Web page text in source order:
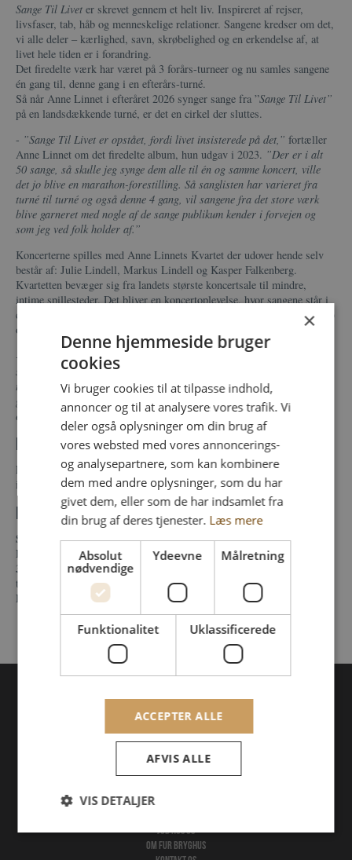
Sange Til Livet er skrevet gennem et helt liv. Inspireret af rejser,
livsfaser, tab, håb og menneskelige relationer. Sangene kredser om det,
vi alle deler – kærlighed, savn, skrøbelighed og en erkendelse af, at
livet hele tiden er i forandring.
Det firedelte værk har været på 3 forårs-turneer og nu samles sangene
én gang til, denne gang i en efterårs-turné.
Så når Anne Linnet i efteråret 2026 synger sange fra ”Sange Til Livet”
på en landsdækkende turné, er det en cirkel der sluttes.
- ”Sange Til Livet er opstået, fordi livet insisterede på det,” fortæller
Anne Linnet om det firedelte album, hun udgav i 2023. ”Der er i alt
50 sange, så skulle jeg synge dem alle til én og samme koncert, ville
det jo blive en marathon-forestilling. Så sanglisten har varieret fra
turné til turné og også denne 4 gang, vil sangene fra det store værk
blive garneret med nogle af de sange publikum kender i forvejen og
som jeg ved folk holder af.”
Koncerterne spilles med Anne Linnets Kvartet der udover hende selv
består af: Julie Lindell, Markus Lindell og Kasper Falkenberg.
Kvartetten bevæger sig fra landets største koncertsale til mindre,
intime spillesteder. Det bliver en koncertoplevelse, hvor sangene står i
centrum – tæt, eftertænksomt og med plads til både stilhed, fællesskab
og genkendelse.
- ”Hver sang har sin egen stemme, akkurat som et menneske, og
sangene lever videre der hvor de vinder genklang og genkendes som
tanker og følelser man måske troede sov, men som nu vækkes og
genopleves i et fælles rum. Jeg glæder mig til at være sammen med jer
om sangene dette efterår her i 2026.”
En komplet oplevelse
Forkæl dig selv og dine nærmeste med en lækker 3-retters showmenu
inden koncerten og lad aftenen kulminere.
Praktisk info
Showtime: Dørene åbnes kl. 20:00 - koncerten starter kl. 21.00
Billetpris : fra 295 kr. + gebyr
3-retters showmenu: 475 kr. + gebyr (serveres inden koncerten) og
tilkøbes på billetten.dk
Baren : Åben før, under og efter koncerten.
Fur bryghus
Events & koncerter
Job hos os
Om Fur Bryghus
×
Denne hjemmeside bruger
cookies
Vi bruger cookies til at tilpasse indhold,
annoncer og til at analysere vores trafik. Vi
deler også oplysninger om din brug af
vores websted med vores annoncerings-
og analysepartnere, som kan kombinere
dem med andre oplysninger, som du har
givet dem, eller som de har indsamlet fra
din brug af deres tjenester. Læs mere
Absolut
nødvendige
Ydeevne Målretning
Funktionalitet Uklassificerede
ACCEPTER ALLE
AFVIS ALLE
VIS DETALJER